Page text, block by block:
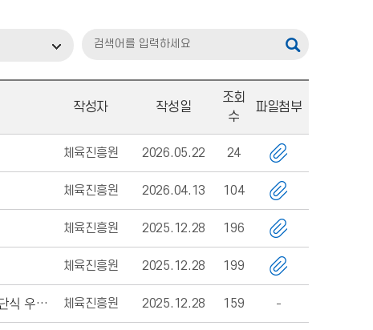
작성자 작성일
조회
수
파일첨부
체육진흥원 2026.05.22 24
체육진흥원 2026.04.13 104
체육진흥원 2025.12.28 196
체육진흥원 2025.12.28 199
제79회 전국추계대학테니스연맹전 겸 제37회 추계회장배테니스대회 개인단식 우승 등 입상 체육진흥원 2025.12.28 159